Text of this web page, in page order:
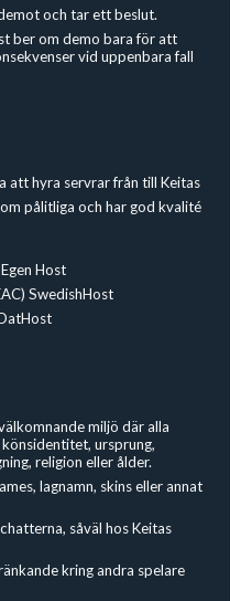
och tar ett beslut.
ber om demo bara för att
vid uppenbara fall
att hyra servrar från till Keitas
pålitliga och har god kvalité
Host
SwedishHost
miljö där alla
ursprung,
religion eller ålder.
lagnamn, skins eller annat
såväl hos Keitas
kring andra spelare